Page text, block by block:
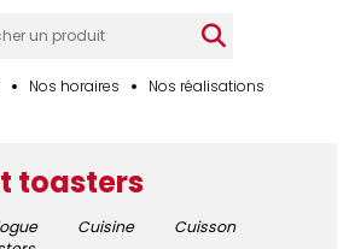
Nos horaires Nos réalisations
toasters
Cuisine
Cuisson